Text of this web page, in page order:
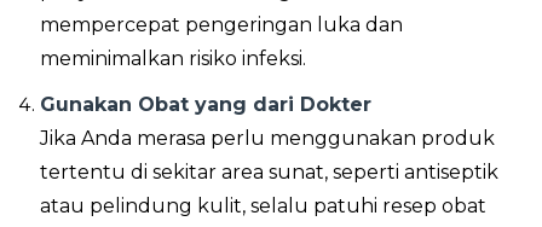
mempercepat pengeringan luka dan
meminimalkan risiko infeksi.
Gunakan Obat yang dari Dokter
Jika Anda merasa perlu menggunakan produk
tertentu di sekitar area sunat, seperti antiseptik
atau pelindung kulit, selalu patuhi resep obat